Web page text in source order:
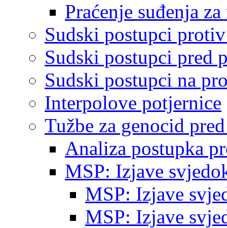
Praćenje suđenja
Sudski postupci
Sudski postupci pred
Sudski postupci na
Interpolove potjernice
Tužbe za genocid
Analiza postupka
MSP: Izjave
MSP: Izjave
MSP: Izjave